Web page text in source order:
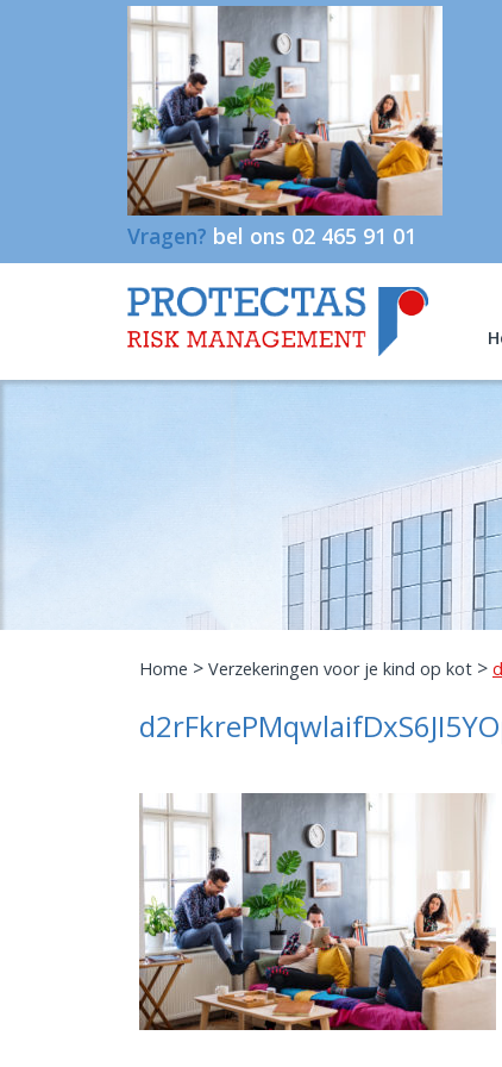
Vragen? bel ons 02 465 91 01
Home > Verzekeringen voor je kind op kot >